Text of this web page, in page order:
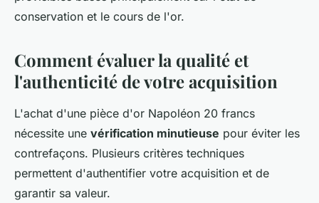
conservation et le cours de l'or.
Comment évaluer la qualité et
l'authenticité de votre acquisition
L'achat d'une pièce d'or Napoléon 20 francs
nécessite une vérification minutieuse pour éviter les
contrefaçons. Plusieurs critères techniques
permettent d'authentifier votre acquisition et de
garantir sa valeur.